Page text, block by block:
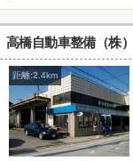
高橋自動車整備（株）
距離:2.4km